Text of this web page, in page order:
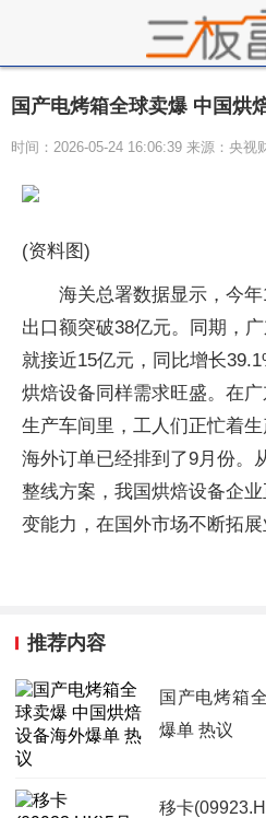
国产电烤箱全球卖爆 中国烘
时间：2026-05-24 16:06:39 来源：央视
(资料图)
海关总署数据显示，今
出口额突破38亿元。同期，
就接近15亿元，同比增长
烘焙设备同样需求旺盛。在
生产车间里，工人们正忙着
海外订单已经排到了9月份。
整线方案，我国烘焙设备企
变能力，在国外市场不断拓展
推荐内容
国产电烤箱
爆单 热议
移卡